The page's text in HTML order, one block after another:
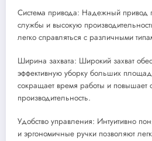
Система привода: Надежный привод
службы и высокую
легко справляться с различными
Ширина захвата: Широкий захват
эффективную уборку больших
сокращает время работы и
производительность.
Удобство управления: Интуитивно
и эргономичные ручки позволяют